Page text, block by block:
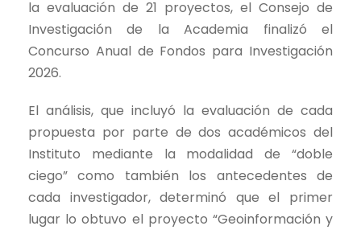
la evaluación de 21 proyectos, el Consejo de
Investigación de la Academia finalizó el
Concurso Anual de Fondos para Investigación
2026.
El análisis, que incluyó la evaluación de cada
propuesta por parte de dos académicos del
Instituto mediante la modalidad de “doble
ciego” como también los antecedentes de
cada investigador, determinó que el primer
lugar lo obtuvo el proyecto “Geoinformación y